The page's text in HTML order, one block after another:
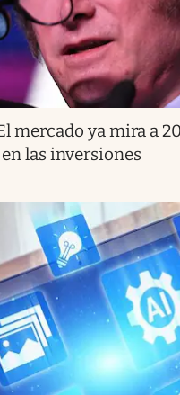
mercado ya mira a
las inversiones